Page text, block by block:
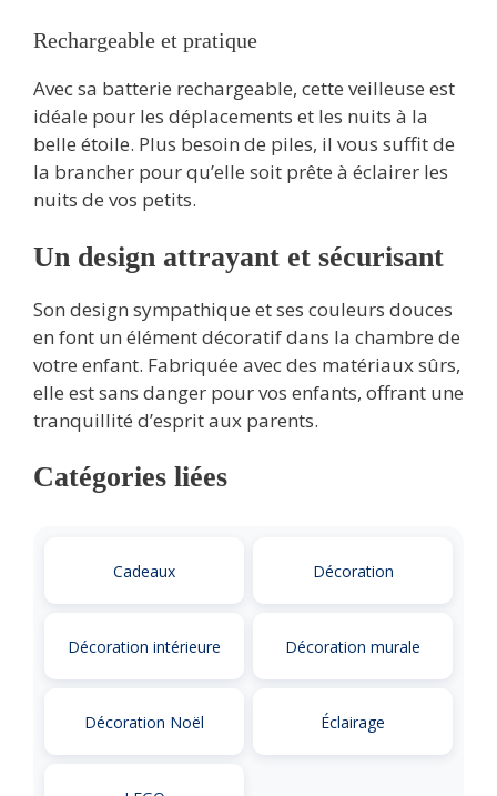
Rechargeable et pratique
Avec sa batterie rechargeable, cette veilleuse est
idéale pour les déplacements et les nuits à la
belle étoile. Plus besoin de piles, il vous suffit de
la brancher pour qu’elle soit prête à éclairer les
nuits de vos petits.
Un design attrayant et sécurisant
Son design sympathique et ses couleurs douces
en font un élément décoratif dans la chambre de
votre enfant. Fabriquée avec des matériaux sûrs,
elle est sans danger pour vos enfants, offrant une
tranquillité d’esprit aux parents.
Catégories liées
Cadeaux Décoration
Décoration intérieure Décoration murale
Décoration Noël Éclairage